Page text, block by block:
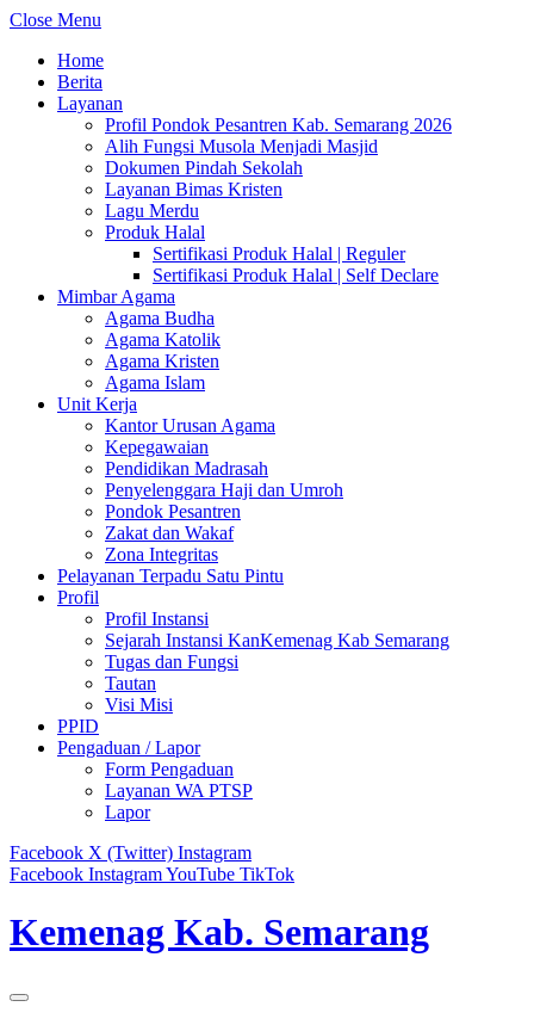
Close Menu
Home
Berita
Layanan
Profil Pondok Pesantren Kab. Semarang 2026
Alih Fungsi Musola Menjadi Masjid
Dokumen Pindah Sekolah
Layanan Bimas Kristen
Lagu Merdu
Produk Halal
Sertifikasi Produk Halal | Reguler
Sertifikasi Produk Halal | Self Declare
Mimbar Agama
Agama Budha
Agama Katolik
Agama Kristen
Agama Islam
Unit Kerja
Kantor Urusan Agama
Kepegawaian
Pendidikan Madrasah
Penyelenggara Haji dan Umroh
Pondok Pesantren
Zakat dan Wakaf
Zona Integritas
Pelayanan Terpadu Satu Pintu
Profil
Profil Instansi
Sejarah Instansi KanKemenag Kab Semarang
Tugas dan Fungsi
Tautan
Visi Misi
PPID
Pengaduan / Lapor
Form Pengaduan
Layanan WA PTSP
Lapor
Facebook X (Twitter) Instagram
Facebook InstagramYouTube TikTok
Kemenag Kab. Semarang